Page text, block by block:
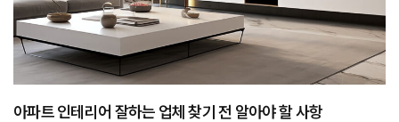
아파트 인테리어 잘하는 업체 찾기 전 알아야 할 사항